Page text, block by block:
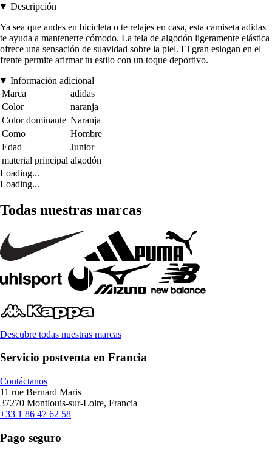
Descripción
Ya sea que andes en bicicleta o te relajes en casa, esta camiseta adidas
te ayuda a mantenerte cómodo. La tela de algodón ligeramente elástica
ofrece una sensación de suavidad sobre la piel. El gran eslogan en el
frente permite afirmar tu estilo con un toque deportivo.
Información adicional
Marca
adidas
Color
naranja
Color dominante Naranja
Como
Hombre
Edad
Junior
material principal algodón
Loading...
Loading...
Todas nuestras marcas
Descubre todas nuestras marcas
Servicio postventa en Francia
Contáctanos
11 rue Bernard Maris
37270 Montlouis-sur-Loire, Francia
+33 1 86 47 62 58
Pago seguro